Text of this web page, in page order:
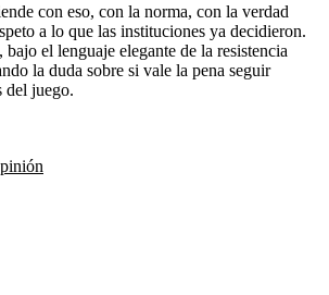
con eso, con la norma, con la verdad
a lo que las instituciones ya decidieron.
el lenguaje elegante de la resistencia
la duda sobre si vale la pena seguir
del juego.